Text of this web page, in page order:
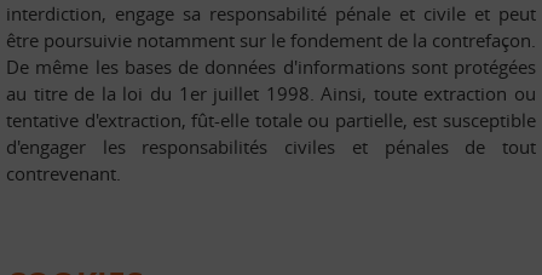
interdiction, engage sa responsabilité pénale et civile et peut
être poursuivie notamment sur le fondement de la contrefaçon.
De même les bases de données d'informations sont protégées
au titre de la loi du 1er juillet 1998. Ainsi, toute extraction ou
tentative d'extraction, fût-elle totale ou partielle, est susceptible
d'engager les responsabilités civiles et pénales de tout
contrevenant.